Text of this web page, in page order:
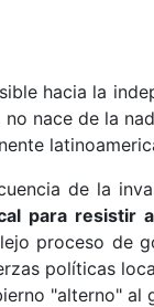
hacia la
nace de la
de la
para resistir
proceso de
políticas
"alterno" al